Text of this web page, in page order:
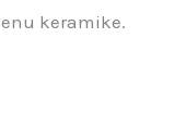
keramike.